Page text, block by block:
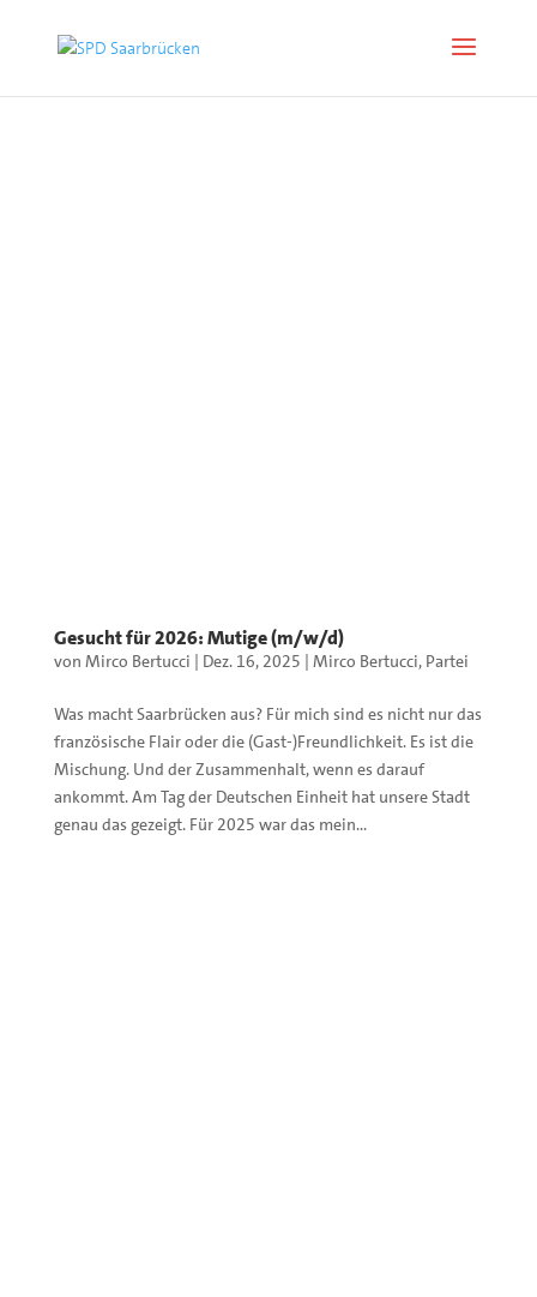
Gesucht für 2026: Mutige (m/w/d)
von Mirco Bertucci Dez. 16, 2025 Mirco Bertucci, Partei
Was macht Saarbrücken aus? Für mich sind es nicht nur das
französische Flair oder die (Gast-)Freundlichkeit. Es ist die
Mischung. Und der Zusammenhalt, wenn es darauf
ankommt. Am Tag der Deutschen Einheit hat unsere Stadt
genau das gezeigt. Für 2025 war das mein...